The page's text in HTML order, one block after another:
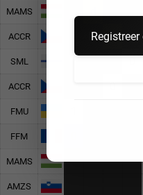
MAMS
ACCR 1
SML 0
ACCR
FMU
FFM
MAMS
AMZS